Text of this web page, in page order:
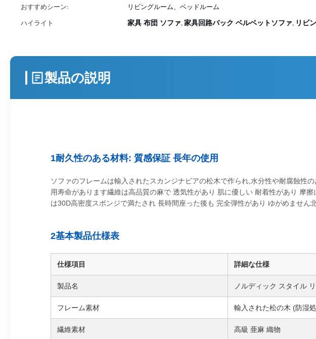
おすすめシーン:
リビングルーム、ベッドルーム
ハイライト
家具 布団 ソファ,家具回路バック ベルベットソファ, リビ
製品の説明
1耐久性のある材料: 質感保証 長年の使用
ソファのフレームは輸入されたスカンジナビアの松木で作られ,水分性や耐腐蝕性
用寿命があります繊維は高品質の麻で 透気性があり 肌に優しい 耐着性があり 摩
は30D高密度スポンジで満たされ 長時間座った後も 完全弾性があり ゆがめません
2基本製品仕様表
仕様項目 詳細な仕様
製品名 ノルディック スタイル
フレーム素材 輸入された松の木 (防湿
繊維素材 高級 亜麻 織物